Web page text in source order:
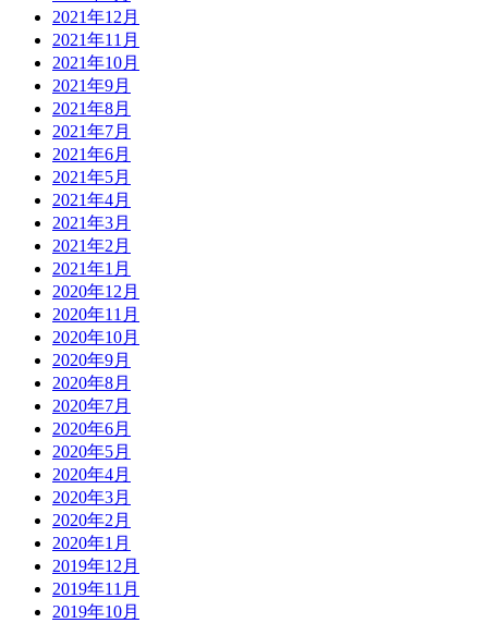
2021年12月
2021年11月
2021年10月
2021年9月
2021年8月
2021年7月
2021年6月
2021年5月
2021年4月
2021年3月
2021年2月
2021年1月
2020年12月
2020年11月
2020年10月
2020年9月
2020年8月
2020年7月
2020年6月
2020年5月
2020年4月
2020年3月
2020年2月
2020年1月
2019年12月
2019年11月
2019年10月